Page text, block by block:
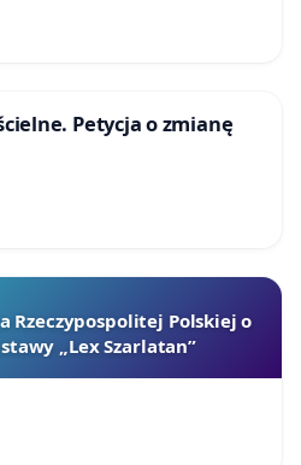
Petycja o zmianę
Rzeczypospolitej Polskiej o
„Lex Szarlatan”